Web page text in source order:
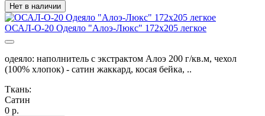
Нет в наличии
ОСАЛ-О-20 Одеяло "Алоэ-Люкс" 172х205 легкое
одеяло: наполнитель с экстрактом Алоэ 200 г/кв.м, чехол
(100% хлопок) - сатин жаккард, косая бейка, ..
Ткань:
Сатин
0 р.